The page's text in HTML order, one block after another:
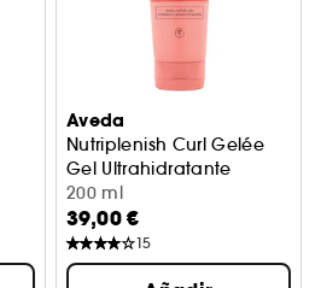
Aveda
Nutriplenish Curl Gelée
Gel Ultrahidratante
200 ml
39,00 €
15